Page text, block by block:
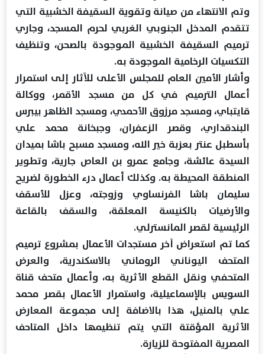
وتم الانتهاء من صيانة وتقوية السقيفة الخشبية التي
تتقدم المدخل الجنوبي الغربي لحرم المسجد، وجاري
ترميم السقيفة الخشبية الموجودة بالصحن، وتنظيف
التكسيات الرخامية الموجودة به.
وأشار الأمين العام للمجلس الأعلى للآثار إلى استمرار
أعمال الترميم في كل من مسجد الأقمر، ووكالة
قايتباي، ومسجد مرزوق الأحمدي، ومسجد الظاهر بيبرس
البندقداري، وقصر الزعفران، وجبخانة محمد علي
بأسطبل عنتر بعزبة خير الله، ومسجد مسبح باشا بميدان
السيدة عائشة، وجامع عمرو بن العاص جارية، وتطوير
المنطقة المحيطة به. وكذلك أعمال درء الخطورة لضريح
سليمان باشا الفرنساوي وزوجته، وعزل للأسقف
والأرضيات بالكنيسة المعلقة، والسقف بالقاعة
الرئيسية لقصر المانسترلي.
كما تم استعراض آخر مستجدات الأعمال بمشروع ترميم
المتحف اليوناني الروماني بالاسكندرية، والعرض
المتحفي ونقل القطع الأثرية به، وأعمال متحف قناة
السويس بالإسماعيلية، واستمرار الأعمال بقصر محمد
علي بالمنيل، هذا بالاضافة إلى مجموعة المعارض
الأثرية المؤقتة التي يتم تنظيمها داخل المتاحف
المصرية المفتوحة للزيارة.